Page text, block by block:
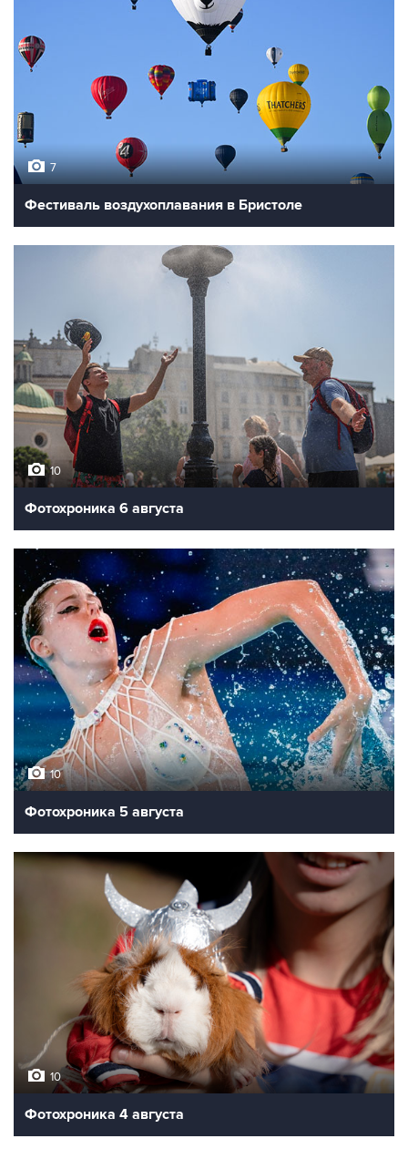
7
Фестиваль воздухоплавания в Бристоле
10
Фотохроника 6 августа
10
Фотохроника 5 августа
10
Фотохроника 4 августа